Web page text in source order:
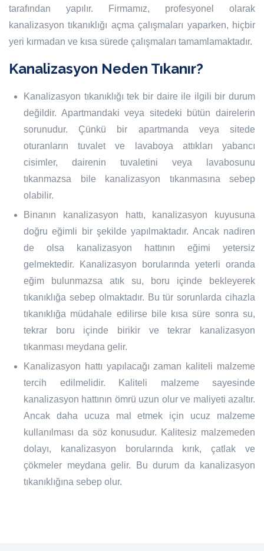
tarafından yapılır. Firmamız, profesyonel olarak
kanalizasyon tıkanıklığı açma çalışmaları yaparken, hiçbir
yeri kırmadan ve kısa sürede çalışmaları tamamlamaktadır.
Kanalizasyon Neden Tıkanır?
Kanalizasyon tıkanıklığı tek bir daire ile ilgili bir durum
değildir. Apartmandaki veya sitedeki bütün dairelerin
sorunudur. Çünkü bir apartmanda veya sitede
oturanların tuvalet ve lavaboya attıkları yabancı
cisimler, dairenin tuvaletini veya lavabosunu
tıkanmazsa bile kanalizasyon tıkanmasına sebep
olabilir.
Binanın kanalizasyon hattı, kanalizasyon kuyusuna
doğru eğimli bir şekilde yapılmaktadır. Ancak nadiren
de olsa kanalizasyon hattının eğimi yetersiz
gelmektedir. Kanalizasyon borularında yeterli oranda
eğim bulunmazsa atık su, boru içinde bekleyerek
tıkanıklığa sebep olmaktadır. Bu tür sorunlarda cihazla
tıkanıklığa müdahale edilirse bile kısa süre sonra su,
tekrar boru içinde birikir ve tekrar kanalizasyon
tıkanması meydana gelir.
Kanalizasyon hattı yapılacağı zaman kaliteli malzeme
tercih edilmelidir. Kaliteli malzeme sayesinde
kanalizasyon hattının ömrü uzun olur ve maliyeti azaltır.
Ancak daha ucuza mal etmek için ucuz malzeme
kullanılması da söz konusudur. Kalitesiz malzemeden
dolayı, kanalizasyon borularında kırık, çatlak ve
çökmeler meydana gelir. Bu durum da kanalizasyon
tıkanıklığına sebep olur.